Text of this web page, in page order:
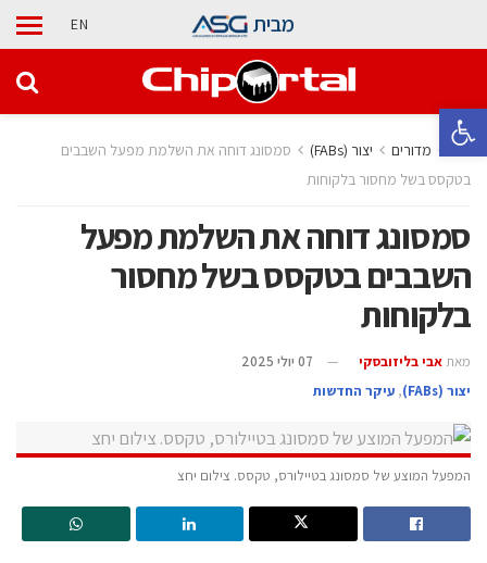
פתח סרגל נגישות
מבית EN
בית מדורים ‫יצור (‪(FABs‬‬
סמסונג דוחה את השלמת מפעל השבבים
בטקסס בשל מחסור בלקוחות
סמסונג דוחה את השלמת מפעל
השבבים בטקסס בשל מחסור
בלקוחות
מאת אבי בליזובסקי
07 יולי 2025
‫יצור (‪(FABs‬‬
, עיקר החדשות
המפעל המוצע של סמסונג בטיילורס, טקסס. צילום יחצ